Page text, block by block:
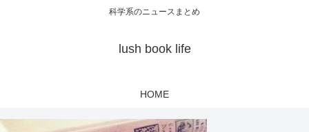
科学系のニュースまとめ
lush book life
HOME